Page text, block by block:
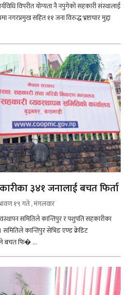
विपरीत योग्यता नै नपुगेको सहकारी संस्थालाई
सहित ११ जना विरुद्ध भ्रष्टाचार मुद्दा
३४१ जनालाई बचत फिर्ता
१९ गते , मंगलवार
समितिले कान्तिपुर र पशुपति सहकारीका
कान्तिपुर सेभिङ एण्ड क्रेडिट
बचत फि� ...